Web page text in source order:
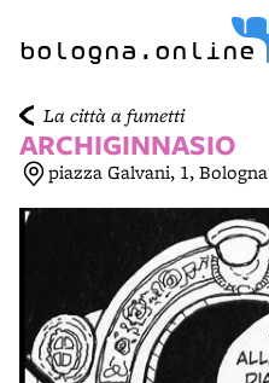
bologna.online
La città a fumetti
ARCHIGINNASIO
piazza Galvani, 1, Bologna